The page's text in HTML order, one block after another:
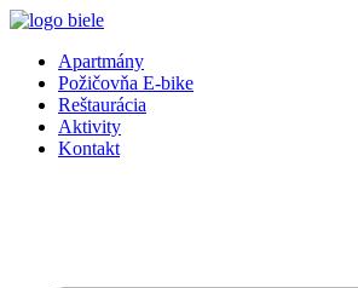
Preskočiť
obsah
Apartmány
Požičovňa E-bike
Reštaurácia
Aktivity
Kontakt